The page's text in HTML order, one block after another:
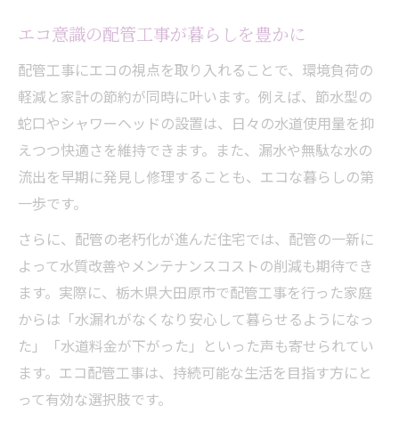
省エネ志向の配管工事が暮らしを変える
配管工事で持続可能なエコ住宅を目指す
補助金活用がもたらす配管工事の新常識
補助金を使った配管工事のエコメリット
省エネ配管工事と補助金制度の活用法
配管工事で受けられる主な補助金とは
エコ配管工事と補助金申請のポイント
持続可能な暮らしに不可欠な配管工事の知識
持続可能な生活に役立つ配管工事の基礎
エコ重視の配管工事が未来の暮らしを守る
配管工事で実現するサステナブルな住まい
持続可能社会に不可欠な配管工事の工夫
エコ意識の配管工事が暮らしを豊かに
配管工事にエコの視点を取り入れることで、環境負荷の
軽減と家計の節約が同時に叶います。例えば、節水型の
蛇口やシャワーヘッドの設置は、日々の水道使用量を抑
えつつ快適さを維持できます。また、漏水や無駄な水の
流出を早期に発見し修理することも、エコな暮らしの第
一歩です。
さらに、配管の老朽化が進んだ住宅では、配管の一新に
よって水質改善やメンテナンスコストの削減も期待でき
ます。実際に、栃木県大田原市で配管工事を行った家庭
からは「水漏れがなくなり安心して暮らせるようになっ
た」「水道料金が下がった」といった声も寄せられてい
ます。エコ配管工事は、持続可能な生活を目指す方にと
って有効な選択肢です。